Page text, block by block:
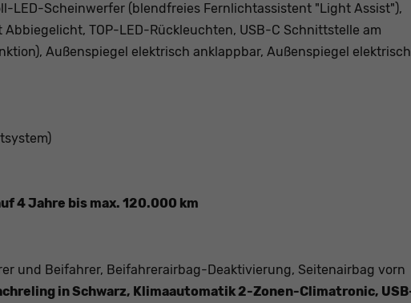
LED-Scheinwerfer (blendfreies Fernlichtassistent "Light Assist"),
TOP-LED-Rückleuchten, USB-C Schnittstelle am
Außenspiegel elektrisch anklappbar, Außenspiegel elektrisch
4 Jahre bis max. 120.000 km
und Beifahrer, Beifahrerairbag-Deaktivierung, Seitenairbag vorn
in Schwarz, Klimaautomatik 2-Zonen-Climatronic,